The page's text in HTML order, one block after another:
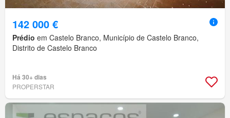
142 000 €
Prédio em Castelo Branco, Município de Castelo Branco,
Distrito de Castelo Branco
Há 30+ dias
PROPERSTAR